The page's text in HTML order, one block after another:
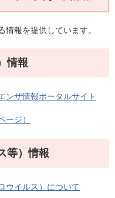
報を提供しています。
情報
ンザ情報ポータルサイト
ージ）
等）情報
ウイルス）について